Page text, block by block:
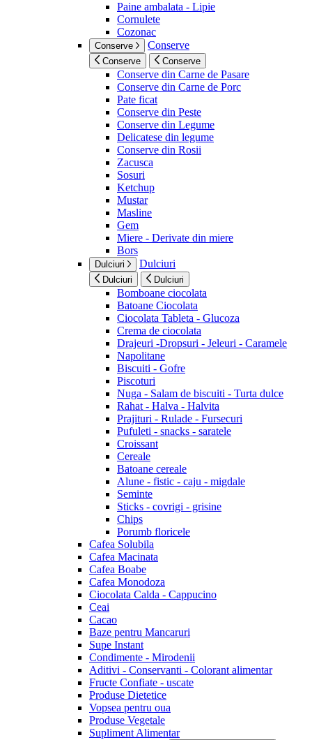
Paine ambalata - Lipie
Cornulete
Cozonac
Conserve Conserve
Conserve Conserve
Conserve din Carne de Pasare
Conserve din Carne de Porc
Pate ficat
Conserve din Peste
Conserve din Legume
Delicatese din legume
Conserve din Rosii
Zacusca
Sosuri
Ketchup
Mustar
Masline
Gem
Miere - Derivate din miere
Bors
Dulciuri Dulciuri
Dulciuri Dulciuri
Bomboane ciocolata
Batoane Ciocolata
Ciocolata Tableta - Glucoza
Crema de ciocolata
Drajeuri -Dropsuri - Jeleuri - Caramele
Napolitane
Biscuiti - Gofre
Piscoturi
Nuga - Salam de biscuiti - Turta dulce
Rahat - Halva - Halvita
Prajituri - Rulade - Fursecuri
Pufuleti - snacks - saratele
Croissant
Cereale
Batoane cereale
Alune - fistic - caju - migdale
Seminte
Sticks - covrigi - grisine
Chips
Porumb floricele
Cafea Solubila
Cafea Macinata
Cafea Boabe
Cafea Monodoza
Ciocolata Calda - Cappucino
Ceai
Cacao
Baze pentru Mancaruri
Supe Instant
Condimente - Mirodenii
Aditivi - Conservanti - Colorant alimentar
Fructe Confiate - uscate
Produse Dietetice
Vopsea pentru oua
Produse Vegetale
Supliment Alimentar